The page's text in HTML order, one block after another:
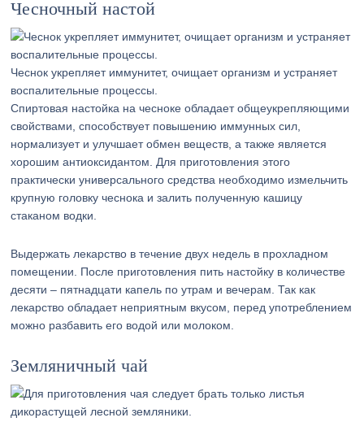
Чесночный настой
Чеснок укрепляет иммунитет, очищает организм и устраняет
воспалительные процессы.
Спиртовая настойка на чесноке обладает общеукрепляющими
свойствами, способствует повышению иммунных сил,
нормализует и улучшает обмен веществ, а также является
хорошим антиоксидантом. Для приготовления этого
практически универсального средства необходимо измельчить
крупную головку чеснока и залить полученную кашицу
стаканом водки.
Выдержать лекарство в течение двух недель в прохладном
помещении. После приготовления пить настойку в количестве
десяти – пятнадцати капель по утрам и вечерам. Так как
лекарство обладает неприятным вкусом, перед употреблением
можно разбавить его водой или молоком.
Земляничный чай